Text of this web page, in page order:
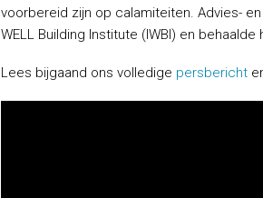
voorbereid zijn op calamiteiten. Advies-
WELL Building Institute (IWBI) en
Lees bijgaand ons volledige persbericht